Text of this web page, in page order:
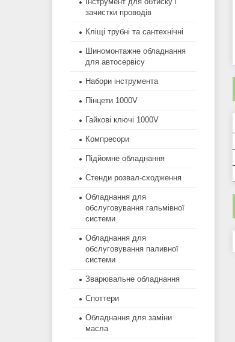
зачистки проводів
Кліщі трубні та сантехнічні
Шиномонтажне обладнання
для автосервісу
Набори інструмента
Пінцети 1000V
Гайкові ключі 1000V
Компресори
Підйомне обладнання
Стенди розвал-сходження
Обладнання для
обслуговування гальмівної
системи
Обладнання для
обслуговування паливної
системи
Зварювальне обладнання
Споттери
Обладнання для заміни
масла